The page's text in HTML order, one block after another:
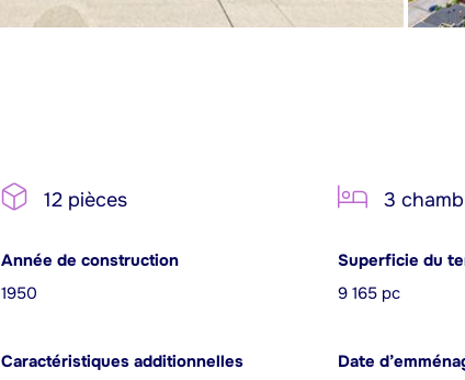
12 pièces 3
Année de construction
1950
Superficie du
9 165 pc
Caractéristiques additionnelles
Date